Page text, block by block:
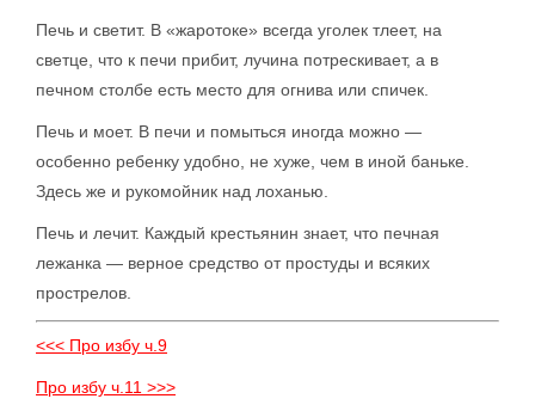
Печь и светит. В «жаротоке» всегда уголек тлеет, на
светце, что к печи прибит, лучина потрескивает, а в
печном столбе есть место для огнива или спичек.
Печь и моет. В печи и помыться иногда можно —
особенно ребенку удобно, не хуже, чем в иной баньке.
Здесь же и рукомойник над лоханью.
Печь и лечит. Каждый крестьянин знает, что печная
лежанка — верное средство от простуды и всяких
прострелов.
<<< Про избу ч.9
Про избу ч.11 >>>